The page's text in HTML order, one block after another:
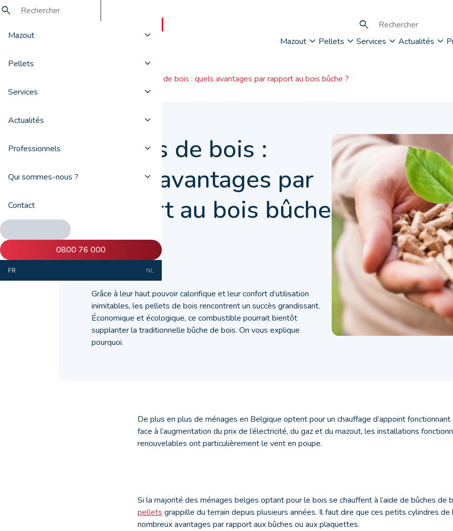
Mazout
Pellets
Services
Actualités
Professionnels
Qui sommes-nous ?
Contact
0800 76 000
FR NL
Mazout Pellets Services Actualités
Pellets de bois : quels avantages par rapport au bois bûche ?
Pellets de bois :
quels avantages par
rapport au bois bûche
?
Grâce à leur haut pouvoir calorifique et leur confort d’utilisation
inimitables, les pellets de bois rencontrent un succès grandissant.
Économique et écologique, ce combustible pourrait bientôt
supplanter la traditionnelle bûche de bois. On vous explique
pourquoi.
De plus en plus de ménages en Belgique optent pour un chauffage d’appoint
face à l’augmentation du prix de l’électricité, du gaz et du mazout, les installations
renouvelables ont particulièrement le vent en poupe.
Si la majorité des ménages belges optant pour le bois se chauffent à l’aide de bûches de
pellets grappille du terrain depuis plusieurs années. Il faut dire que ces petits cylindres
nombreux avantages par rapport aux bûches ou aux plaquettes.